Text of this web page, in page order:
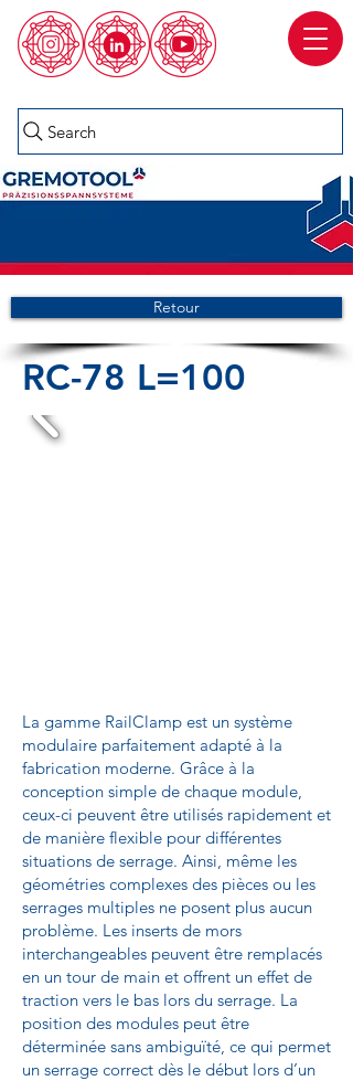
Search
Retour
RC-78 L=100
La gamme RailClamp est un système
modulaire parfaitement adapté à la
fabrication moderne. Grâce à la
conception simple de chaque module,
ceux-ci peuvent être utilisés rapidement et
de manière flexible pour différentes
situations de serrage. Ainsi, même les
géométries complexes des pièces ou les
serrages multiples ne posent plus aucun
problème. Les inserts de mors
interchangeables peuvent être remplacés
en un tour de main et offrent un effet de
traction vers le bas lors du serrage. La
position des modules peut être
déterminée sans ambiguïté, ce qui permet
un serrage correct dès le début lors d’un